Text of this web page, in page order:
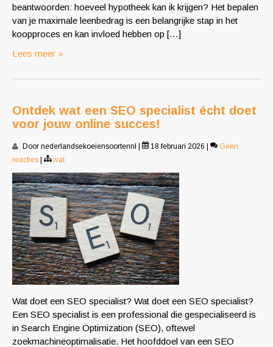
beantwoorden: hoeveel hypotheek kan ik krijgen? Het bepalen
van je maximale leenbedrag is een belangrijke stap in het
koopproces en kan invloed hebben op […]
Lees meer »
Ontdek wat een SEO specialist écht doet
voor jouw online succes!
Door nederlandsekoeiensoortennl | 18 februari 2026 |
Geen
reacties | wat
Wat doet een SEO specialist? Wat doet een SEO specialist?
Een SEO specialist is een professional die gespecialiseerd is
in Search Engine Optimization (SEO), oftewel
zoekmachineoptimalisatie. Het hoofddoel van een SEO